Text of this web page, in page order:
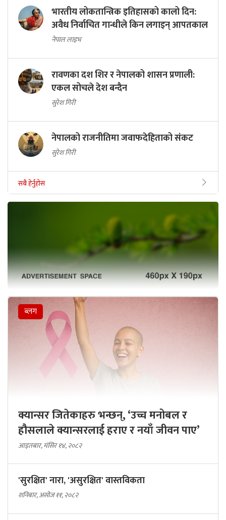
भारतीय लोकतान्त्रिक इतिहासको कालो दिन:
अवैध निर्वाचित गान्धीले किन लगाइन् आपतकाल
नेपाल लाइभ
रावणका दश शिर र नेपालको शासन प्रणाली:
एकल सोचले देश बन्दैन
सुरेश गिरी
नेपालको राजनीतिमा जवाफदेहिताको संकट
सुरेश गिरी
सबै हेर्नुहोस
ब्लग
क्यान्सर जितेकाहरु भन्छन्, ‘उच्च मनोबल र
हौसलाले क्यान्सरलाई हराए र नयाँ जीवन पाए’
आइतबार, मंसिर १४, २०८२
'सुरक्षित' नारा, 'असुरक्षित' वास्तविकता
शनिबार, असोज ११, २०८२